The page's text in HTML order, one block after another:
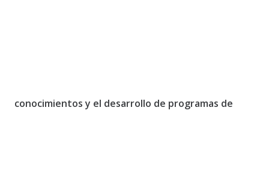
conocimientos y el desarrollo de programas de